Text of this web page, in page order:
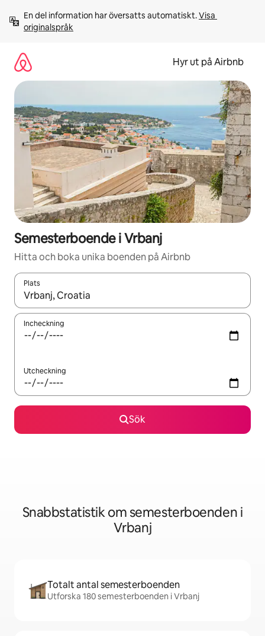
innehåll
En del information har översatts automatiskt. Visa
originalspråk
Hyr ut på Airbnb
Semesterboende i Vrbanj
Hitta och boka unika boenden på Airbnb
Plats
När resultaten är tillgängliga kan du navigera med upp- och
Incheckning
Utcheckning
Sök
Snabbstatistik om semesterboenden i
Vrbanj
Totalt antal semesterboenden
Utforska 180 semesterboenden i Vrbanj